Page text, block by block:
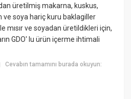
üretilmiş makarna, kuskus,
ve soya hariç kuru baklagiller
mısır ve soyadan üretildikleri için,
GDO' lu ürün içerme ihtimali
Cevabın tamamını burada okuyun: